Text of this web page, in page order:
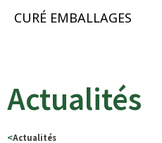
Actualités
<Actualités
CURÉ EMBALLAGES